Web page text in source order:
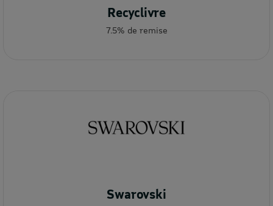
Recyclivre
7.5% de remise
Swarovski